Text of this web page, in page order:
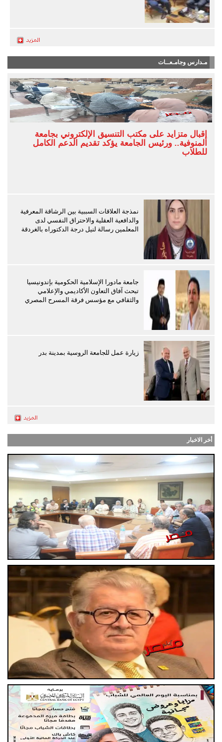
مـدارس وجامـعــات
إقبال متزايد على مكتب التنسيق الإلكتروني بجامعة
المنوفية.. ورئيس الجامعة يؤكد تقديم الدعم الكامل
للطلاب
نمذجة العلاقات السببية بين الرشاقة المعرفية
والدافعية العقلية والاحتراق النفسي لدى
المعلمين رسالة لنيل درجة الدكتوراه بالغردقة
جامعة مادورا الإسلامية الحكومية بإندونيسيا
تبحث آفاق التعاون الأكاديمي والإعلامي
والثقافي مع مؤسس فرقة المسرح المصري
زيارة عمل للجامعة الروسية بمدينة بدر
أخر الاخبار